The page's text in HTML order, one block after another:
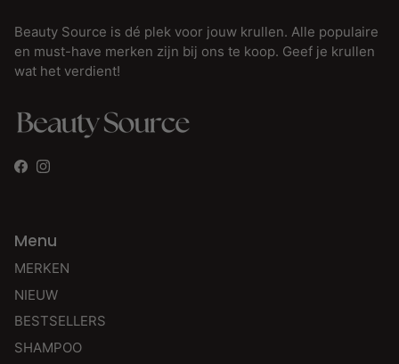
Beauty Source is dé plek voor jouw krullen. Alle populaire
en must-have merken zijn bij ons te koop. Geef je krullen
wat het verdient!
Facebook
Instagram
Menu
MERKEN
NIEUW
BESTSELLERS
SHAMPOO